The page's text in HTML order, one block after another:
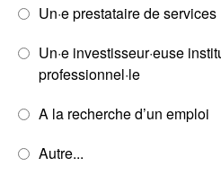
Un·e prestataire de services
Un·e investisseur·euse
professionnel·le
A la recherche d’un emploi
Autre...